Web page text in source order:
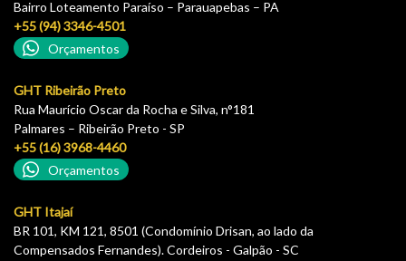
Bairro Loteamento Paraíso – Parauapebas – PA
+55 (94) 3346-4501
Orçamentos
GHT Ribeirão Preto
Rua Maurício Oscar da Rocha e Silva, n°181
Palmares – Ribeirão Preto - SP
+55 (16) 3968-4460
Orçamentos
GHT Itajaí
BR 101, KM 121, 8501 (Condomínio Drisan, ao lado da
Compensados Fernandes). Cordeiros - Galpão - SC